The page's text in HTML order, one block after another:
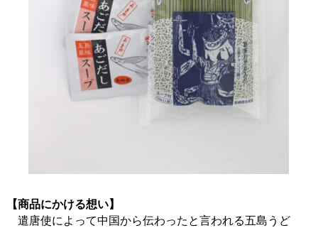
【商品にかける想い】
遣唐使によって中国から伝わったと言われる五島うど